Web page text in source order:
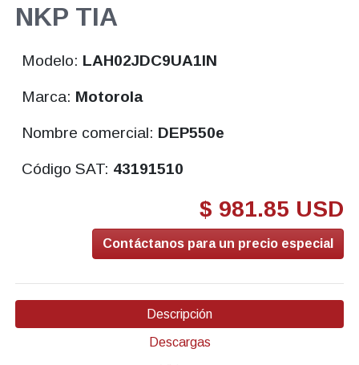
NKP TIA
Modelo: LAH02JDC9UA1IN
Marca: Motorola
Nombre comercial: DEP550e
Código SAT: 43191510
$ 981.85 USD
Contáctanos para un precio especial
Descripción
Descargas